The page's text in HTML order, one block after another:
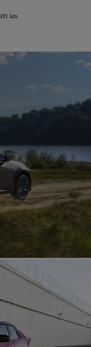
km